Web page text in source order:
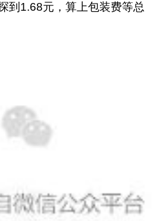
到1.68元，算上包装费等总